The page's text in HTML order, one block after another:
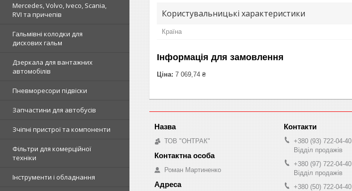
Mercedes, Volvo, Iveco, Scania,
RVI та причепів
Гальмівні колодки для
дискових гальм
Дзеркала для вантажних
автомобілів
Пневморесори підвіски
Запчастини для автобусів
Зчіпні пристрої та компоненти
Фільтри для комерційної
техніки
Інструменти і обладнання
Користувальницькі характеристики
Країна
Інформація для замовлення
Ціна: 7 069,74 ₴
ТОВ "ОНТРАК"
Роман Мартиненко
+380 (93) 722-04-40
Відділ продажів
+380 (97) 722-04-40
Відділ продажів
+380 (50) 722-04-40